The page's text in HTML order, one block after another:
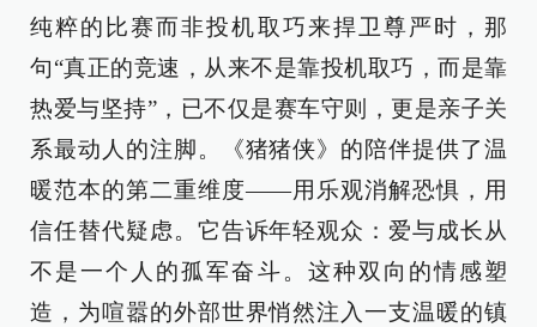
纯粹的比赛而非投机取巧来捍卫尊严时，那
句“真正的竞速，从来不是靠投机取巧，而是靠
热爱与坚持”，已不仅是赛车守则，更是亲子关
系最动人的注脚。《猪猪侠》的陪伴提供了温
暖范本的第二重维度——用乐观消解恐惧，用
信任替代疑虑。它告诉年轻观众：爱与成长从
不是一个人的孤军奋斗。这种双向的情感塑
造，为喧嚣的外部世界悄然注入一支温暖的镇